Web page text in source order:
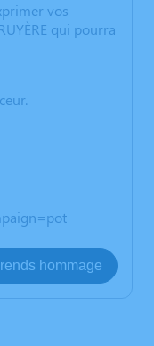
vos
qui pourra
hommage